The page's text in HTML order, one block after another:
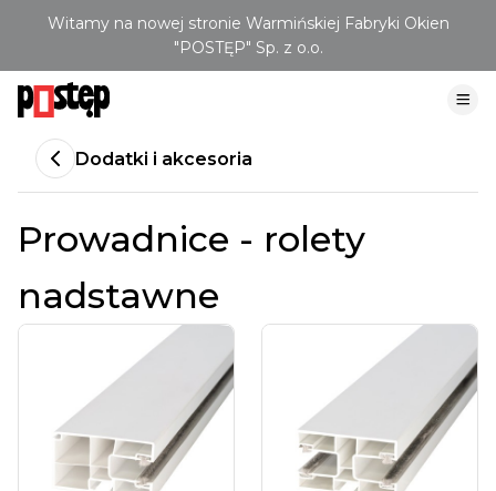
Witamy na nowej stronie Warmińskiej Fabryki Okien
"POSTĘP" Sp. z o.o.
Dodatki i akcesoria
Prowadnice - rolety
nadstawne